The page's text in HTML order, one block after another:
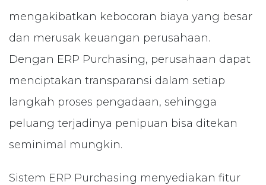
mengakibatkan kebocoran biaya yang besar
dan merusak keuangan perusahaan.
Dengan ERP Purchasing, perusahaan dapat
menciptakan transparansi dalam setiap
langkah proses pengadaan, sehingga
peluang terjadinya penipuan bisa ditekan
seminimal mungkin.
Sistem ERP Purchasing menyediakan fitur